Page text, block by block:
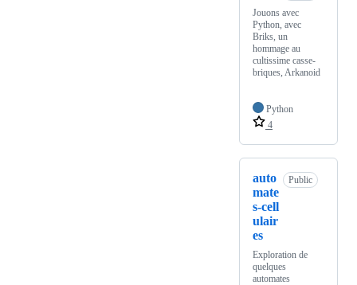
Jouons avec
Python, avec
Briks, un
hommage au
cultissime casse-
briques, Arkanoid
Python
4
auto
mate
s-cell
ulair
es
Public
Exploration de
quelques
automates